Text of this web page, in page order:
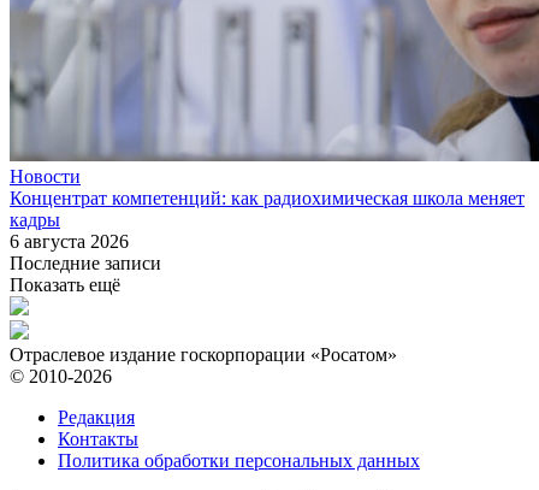
Новости
Концентрат компетенций: как радиохимическая школа меняет
кадры
6 августа 2026
Последние записи
Показать ещё
Отраслевое издание госкорпорации «Росатом»
© 2010-2026
Редакция
Контакты
Политика обработки персональных данных